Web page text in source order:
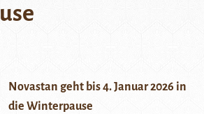
Novastan geht bis 4. Januar 2026 in
die Winterpause